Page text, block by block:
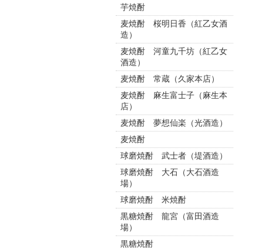
芋焼酎
麦焼酎 桜明日香（紅乙女酒
造）
麦焼酎 河童九千坊（紅乙女
酒造）
麦焼酎 常蔵（久家本店）
麦焼酎 麻生富士子（麻生本
店）
麦焼酎 夢想仙楽（光酒造）
麦焼酎
球磨焼酎 武士者（堤酒造）
球磨焼酎 大石（大石酒造
場）
球磨焼酎 米焼酎
黒糖焼酎 龍宮（富田酒造
場）
黒糖焼酎